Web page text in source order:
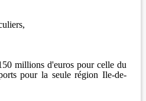
millions d'euros pour celle du
pour la seule région Ile-de-